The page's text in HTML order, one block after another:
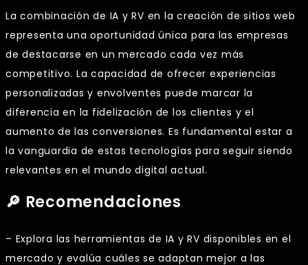
La combinación de IA y RV en la creación de sitios web
representa una oportunidad única para las empresas
de destacarse en un mercado cada vez más
competitivo. La capacidad de ofrecer experiencias
personalizadas y envolventes puede marcar la
diferencia en la fidelización de los clientes y el
aumento de las conversiones. Es fundamental estar a
la vanguardia de estas tecnologías para seguir siendo
relevantes en el mundo digital actual.
🔎 Recomendaciones
– Explora las herramientas de IA y RV disponibles en el
mercado y evalúa cuáles se adaptan mejor a las